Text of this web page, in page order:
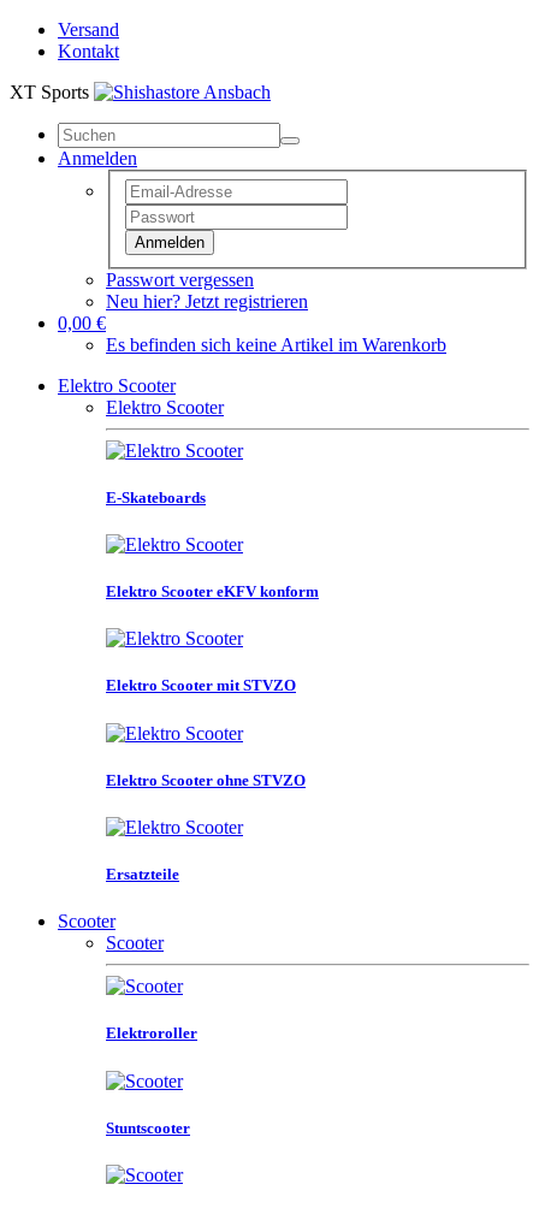
Versand
Kontakt
XT Sports
Anmelden
Anmelden
Passwort vergessen
Neu hier? Jetzt registrieren
0,00 €
Es befinden sich keine Artikel im Warenkorb
Elektro Scooter
Elektro Scooter
E-Skateboards
Elektro Scooter eKFV konform
Elektro Scooter mit STVZO
Elektro Scooter ohne STVZO
Ersatzteile
Scooter
Scooter
Elektroroller
Stuntscooter